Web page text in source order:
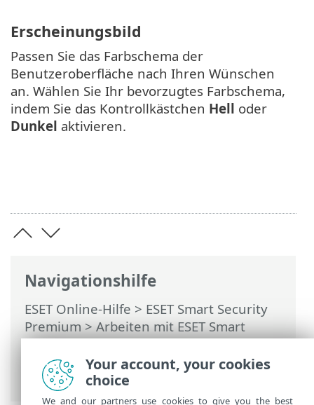
Navigationshilfe
ESET Online-Hilfe > ESET Smart Security
Premium>Arbeiten mit ESET Smart
Security Premium>Einstellungen>
Sicherheits-Tools> Browserschutz &
Privatsphäre
Erscheinungsbild
Passen Sie das Farbschema der
Benutzeroberfläche nach Ihren Wünschen
an. Wählen Sie Ihr bevorzugtes Farbschema,
indem Sie das Kontrollkästchen Hell oder
Dunkel aktivieren.
Your account, your cookies
choice
We and our partners use cookies to give you the best